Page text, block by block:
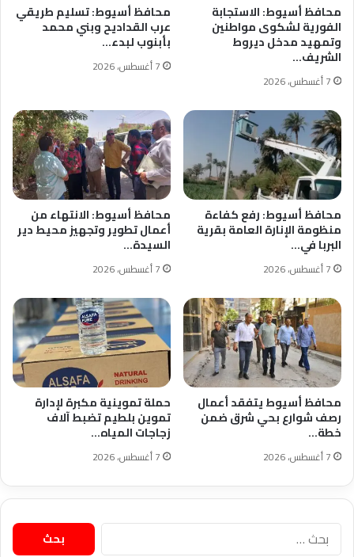
محافظ أسيوط: الاستجابة
الفورية لشكوى مواطنين
وتمهيد مدخل ديروط
الشريف…
7 أغسطس، 2026
محافظ أسيوط: تسليم طريقي
عرب القداديح وبني محمد
بأبنوب لبدء…
7 أغسطس، 2026
محافظ أسيوط: رفع كفاءة
منظومة الإنارة العامة بقرية
البربا في…
7 أغسطس، 2026
محافظ أسيوط: الانتهاء من
أعمال تطوير وتجهيز محيط دير
السيدة…
7 أغسطس، 2026
محافظ أسيوط يتفقد أعمال
رصف شوارع بحي شرق ضمن
خطة…
7 أغسطس، 2026
حملة تموينية مكبرة لإدارة
تموين بلطيم تضبط آلاف
زجاجات المياه…
7 أغسطس، 2026
البحث
عن: